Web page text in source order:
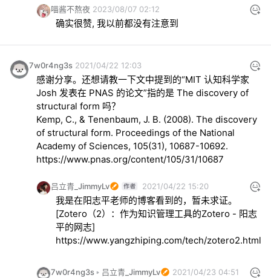
喵酱不熬夜 2023/08/07 02:12
确实很赞, 我以前都没有注意到
7w0r4ng3s 2021/04/22 12:03
感谢分享。还想请教一下文中提到的“MIT 认知科学家
Josh 发表在 PNAS 的论文”指的是 The discovery of
structural form 吗？
Kemp, C., & Tenenbaum, J. B. (2008). The discovery
of structural form. Proceedings of the National
https://www.pnas.org/content/105/31/10687
吕立青_JimmyLv 2021/04/22 15:20
我是在阳志平老师的博客看到的，暂未求证。
[Zotero（2）：作为知识管理工具的Zotero - 阳志
https://www.yangzhiping.com/tech/zotero2.html
7w0r4ng3s 吕立青_JimmyLv 2021/04/23 04:51